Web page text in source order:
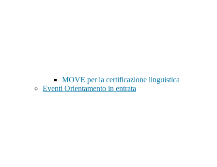
MOVE per la certificazione linguistica
Eventi Orientamento in entrata